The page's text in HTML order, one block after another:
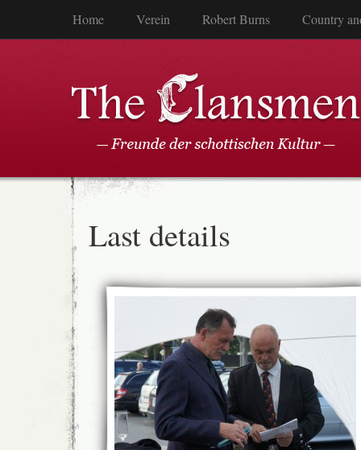
Home Verein Robert Burns Country
Last details